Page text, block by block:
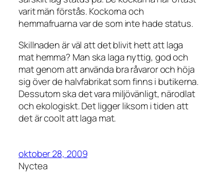
varit män förstås. Kockorna och
hemmafruarna var de som inte hade status.
Skillnaden är väl att det blivit hett att laga
mat hemma? Man ska laga nyttig, god och
mat genom att använda bra råvaror och höja
sig över de halvfabrikat som finns i butikerna.
Dessutom ska det vara miljövänligt, närodlat
och ekologiskt. Det ligger liksom i tiden att
det är coolt att laga mat.
oktober 28, 2009
Nyctea